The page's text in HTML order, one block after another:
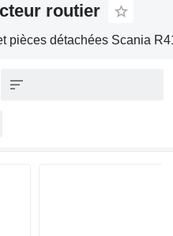
routier
pièces détachées Scania